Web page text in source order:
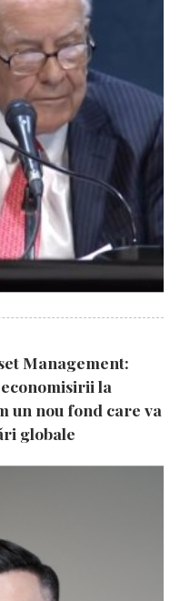
Management:
la
un nou fond care va
globale